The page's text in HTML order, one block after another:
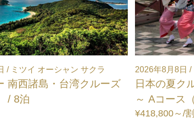
/ ミツイ オーシャン フジ
ーズ～阿波踊り・瀬戸内海
横浜発・東京着） / 8泊
2026年11月7
秋の絶景
原～ / 4泊
¥316,000～